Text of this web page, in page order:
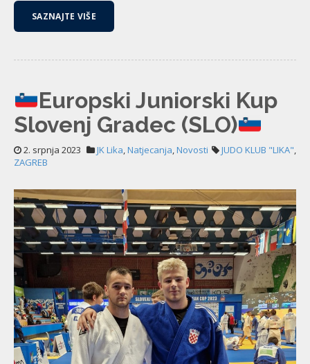
SAZNAJTE VIŠE
Europski Juniorski Kup
Slovenj Gradec (SLO)
2. srpnja 2023 JK Lika,Natjecanja,Novosti JUDO KLUB "LIKA",
ZAGREB